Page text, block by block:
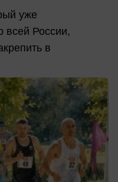
уже
всей России,
в